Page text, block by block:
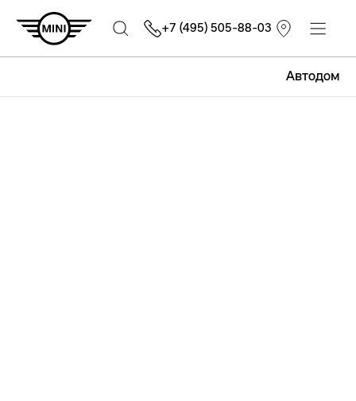
Автодом
+7 (495) 505-88-03